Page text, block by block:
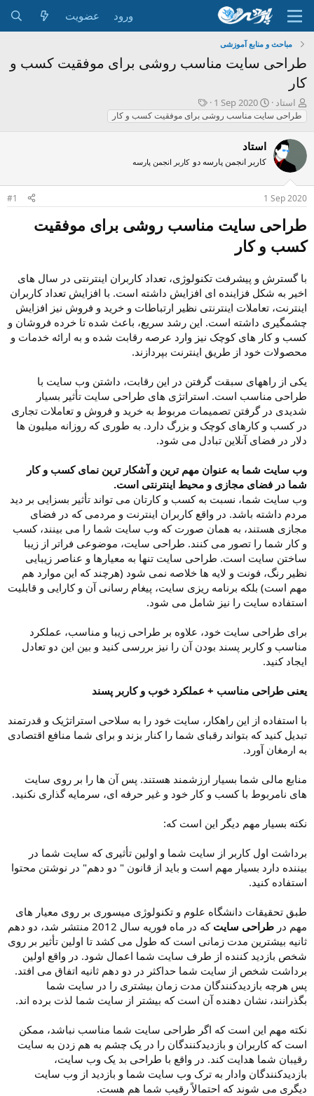
ورود عضویت
مباحث و منابع آموزشی
طراحی سایت مناسب روشی برای موفقیت کسب و
کار
ش
ر
ع
ن
ه
م
و
و
استاد
ت
ا
خ
ش
و
1 Sep 2020
ب
ر
ه
طراحی سایت مناسب روشی برای موفقیت کسب و کار
استاد
کاربر انجمن پارسه دو کاربر انجمن پارسه
1 Sep 2020
#1
طراحی سایت مناسب روشی برای موفقیت
کسب و کار
با گسترش و پیشرفت تکنولوژی، تعداد کاربران اینترنتی در سال های
اخیر به شکل فزاینده ای افزایش داشته است. با افزایش تعداد کاربران
اینترنت، تعاملات اینترنتی نظیر ارتباطات و خرید و فروش نیز افزایش
چشمگیری داشته است. این رشد سریع، باعث شده تا خرده فروشان و
کسب و کار های کوچک نیز وارد عرصه رقابت شده و به ارائه خدمات و
محصولات خود از طریق اینترنت بپردازند.
یکی از راههای سبقت گرفتن در این رقابت، داشتن وب سایت با
طراحی مناسب است. استراتژی های طراحی سایت تأثیر بسیار
شدیدی در گرفتن تصمیمات مربوط به خرید و فروش و تعاملات تجاری
در کسب و کارهای کوچک و بزرگ دارد. به طوری که روزانه میلیون ها
دلار در فضای آنلاین تبادل می شود.
وب سایت شما به عنوان مهم ترین و آشکار ترین نمای کسب و کار
شما در فضای مجازی و محیط اینترنتی است.
وب سایت شما، نسبت به کسب و کارتان می تواند تأثیر بسزایی بر دید
مردم داشته باشد. در واقع کاربران اینترنت و مردمی که در فضای
مجازی هستند، به همان صورت که وب سایت شما را می بینند، کسب
و کار شما را تصور می کنند. طراحی سایت، موضوعی فراتر از زیبا
ساختن سایت است. طراحی سایت تنها به معیارها و عناصر زیبایی
نظیر رنگ، فونت و لایه ها خلاصه نمی شود (هرچند که این موارد هم
مهم است) بلکه برنامه ریزی سایت، پیغام رسانی آن و کارایی و قابلیت
استفاده سایت را نیز شامل می شود.
برای طراحی سایت خود، علاوه بر طراحی زیبا و مناسب، عملکرد
مناسب و کاربر پسند بودن آن را نیز بررسی کنید و بین این دو تعادل
ایجاد کنید.
یعنی طراحی مناسب + عملکرد خوب و کاربر پسند
با استفاده از این راهکار، سایت خود را به سلاحی استراتژیک و قدرتمند
تبدیل کنید که بتواند رقبای شما را کنار بزند و برای شما منافع اقتصادی
به ارمغان آورد.
منابع مالی شما بسیار ارزشمند هستند. پس آن ها را بر روی سایت
های نامربوط با کسب و کار خود و غیر حرفه ای، سرمایه گذاری نکنید.
نکته بسیار مهم دیگر این است که:
برداشت اول کاربر از سایت شما و اولین تأثیری که سایت شما در
بیننده دارد بسیار مهم است و باید از قانون " دو دهم" در نوشتن محتوا
استفاده کنید.
طبق تحقیقات دانشگاه علوم و تکنولوژی میسوری بر روی معیار های
مهم در طراحی سایت
که در ماه فوریه سال 2012 منتشر شد، دو دهم
ثانیه بیشترین مدت زمانی است که طول می کشد تا اولین تأثیر بر روی
شخص بازدید کننده از طرف سایت شما اعمال شود. در واقع اولین
برداشت شخص از سایت شما حداکثر در دو دهم ثانیه اتفاق می افتد.
پس هرچه بازدیدکنندگان مدت زمان بیشتری را در سایت شما
بگذرانند، نشان دهنده آن است که بیشتر از سایت شما لذت برده اند.
نکته مهم این است که اگر طراحی سایت شما مناسب نباشد، ممکن
است که کاربران و بازدیدکنندگان را در یک چشم به هم زدن به سایت
رقیبان شما هدایت کند. در واقع با طراحی بد یک وب سایت،
بازدیدکنندگان وادار به ترک وب سایت شما و بازدید از وب سایت
دیگری می شوند که احتمالاً رقیب شما هم هست.